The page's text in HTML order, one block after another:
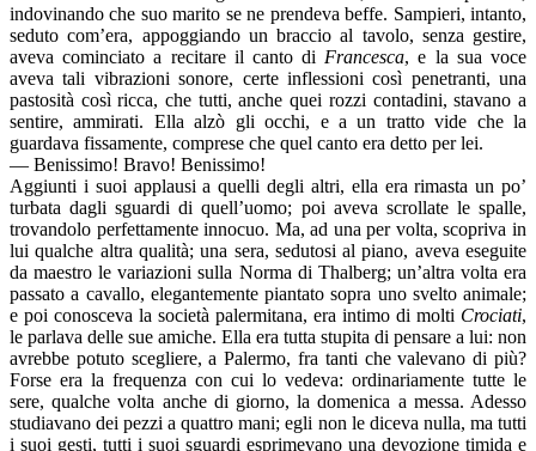
indovinando che suo marito se ne prendeva beffe. Sampieri, intanto,
seduto com’era, appoggiando un braccio al tavolo, senza gestire,
aveva cominciato a recitare il canto di Francesca, e la sua voce
aveva tali vibrazioni sonore, certe inflessioni così penetranti, una
pastosità così ricca, che tutti, anche quei rozzi contadini, stavano a
sentire, ammirati. Ella alzò gli occhi, e a un tratto vide che la
guardava fissamente, comprese che quel canto era detto per lei.
— Benissimo! Bravo! Benissimo!
Aggiunti i suoi applausi a quelli degli altri, ella era rimasta un po’
turbata dagli sguardi di quell’uomo; poi aveva scrollate le spalle,
trovandolo perfettamente innocuo. Ma, ad una per volta, scopriva in
lui qualche altra qualità; una sera, sedutosi al piano, aveva eseguite
da maestro le variazioni sulla Norma di Thalberg; un’altra volta era
passato a cavallo, elegantemente piantato sopra uno svelto animale;
e poi conosceva la società palermitana, era intimo di molti Crociati,
le parlava delle sue amiche. Ella era tutta stupita di pensare a lui: non
avrebbe potuto scegliere, a Palermo, fra tanti che valevano di più?
Forse era la frequenza con cui lo vedeva: ordinariamente tutte le
sere, qualche volta anche di giorno, la domenica a messa. Adesso
studiavano dei pezzi a quattro mani; egli non le diceva nulla, ma tutti
i suoi gesti, tutti i suoi sguardi esprimevano una devozione timida e